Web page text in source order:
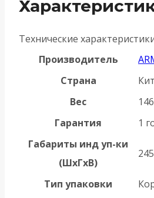
Технические
Производитель
Страна
Вес
Гарантия
1
Габариты инд уп-ки
(ШхГхВ)
Тип упаковки